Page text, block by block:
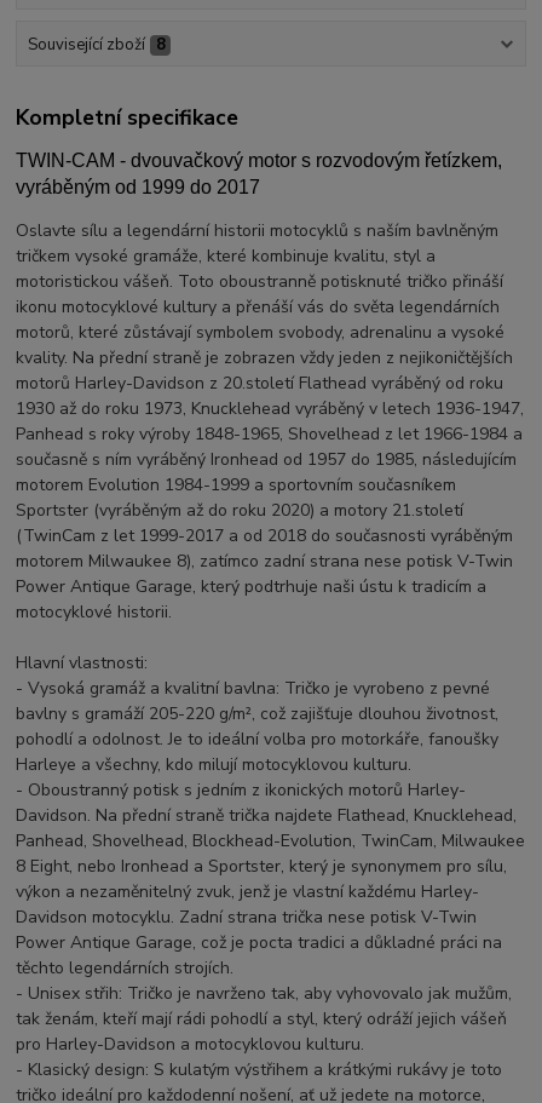
Související zboží 8
Kompletní specifikace
TWIN-CAM - dvouvačkový motor s rozvodovým řetízkem,
vyráběným od 1999 do 2017
Oslavte sílu a legendární historii motocyklů s naším bavlněným
tričkem vysoké gramáže, které kombinuje kvalitu, styl a
motoristickou vášeň. Toto oboustranně potisknuté tričko přináší
ikonu motocyklové kultury a přenáší vás do světa legendárních
motorů, které zůstávají symbolem svobody, adrenalinu a vysoké
kvality. Na přední straně je zobrazen vždy jeden z nejikoničtějších
motorů Harley-Davidson z 20.století Flathead vyráběný od roku
1930 až do roku 1973, Knucklehead vyráběný v letech 1936-1947,
Panhead s roky výroby 1848-1965, Shovelhead z let 1966-1984 a
současně s ním vyráběný Ironhead od 1957 do 1985, následujícím
motorem Evolution 1984-1999 a sportovním současníkem
Sportster (vyráběným až do roku 2020) a motory 21.století
(TwinCam z let 1999-2017 a od 2018 do současnosti vyráběným
motorem Milwaukee 8), zatímco zadní strana nese potisk V-Twin
Power Antique Garage, který podtrhuje naši ústu k tradicím a
motocyklové historii.
Hlavní vlastnosti:
- Vysoká gramáž a kvalitní bavlna: Tričko je vyrobeno z pevné
bavlny s gramáží 205-220 g/m², což zajišťuje dlouhou životnost,
pohodlí a odolnost. Je to ideální volba pro motorkáře, fanoušky
Harleye a všechny, kdo milují motocyklovou kulturu.
- Oboustranný potisk s jedním z ikonických motorů Harley-
Davidson. Na přední straně trička najdete Flathead, Knucklehead,
Panhead, Shovelhead, Blockhead-Evolution, TwinCam, Milwaukee
8 Eight, nebo Ironhead a Sportster, který je synonymem pro sílu,
výkon a nezaměnitelný zvuk, jenž je vlastní každému Harley-
Davidson motocyklu. Zadní strana trička nese potisk V-Twin
Power Antique Garage, což je pocta tradici a důkladné práci na
těchto legendárních strojích.
- Unisex střih: Tričko je navrženo tak, aby vyhovovalo jak mužům,
tak ženám, kteří mají rádi pohodlí a styl, který odráží jejich vášeň
pro Harley-Davidson a motocyklovou kulturu.
- Klasický design: S kulatým výstřihem a krátkými rukávy je toto
tričko ideální pro každodenní nošení, ať už jedete na motorce,